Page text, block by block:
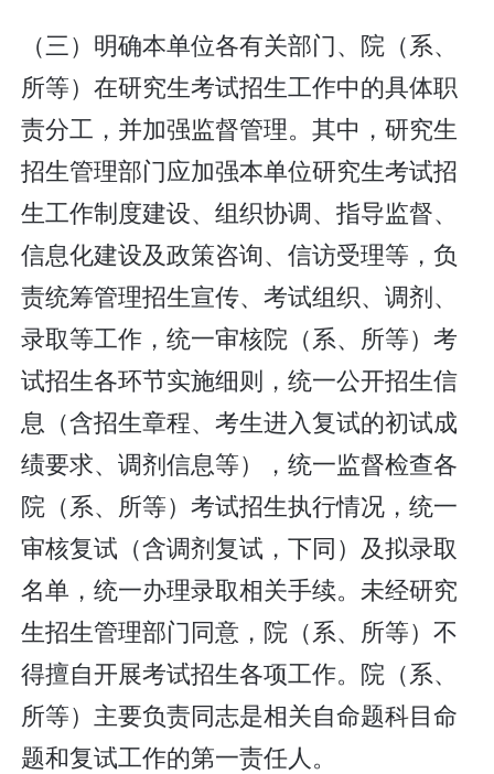
（三）明确本单位各有关部门、院（系、
所等）在研究生考试招生工作中的具体职
责分工，并加强监督管理。其中，研究生
招生管理部门应加强本单位研究生考试招
生工作制度建设、组织协调、指导监督、
信息化建设及政策咨询、信访受理等，负
责统筹管理招生宣传、考试组织、调剂、
录取等工作，统一审核院（系、所等）考
试招生各环节实施细则，统一公开招生信
息（含招生章程、考生进入复试的初试成
绩要求、调剂信息等），统一监督检查各
院（系、所等）考试招生执行情况，统一
审核复试（含调剂复试，下同）及拟录取
名单，统一办理录取相关手续。未经研究
生招生管理部门同意，院（系、所等）不
得擅自开展考试招生各项工作。院（系、
所等）主要负责同志是相关自命题科目命
题和复试工作的第一责任人。